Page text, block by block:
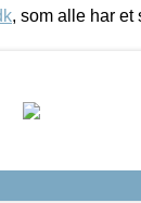
, som alle har et